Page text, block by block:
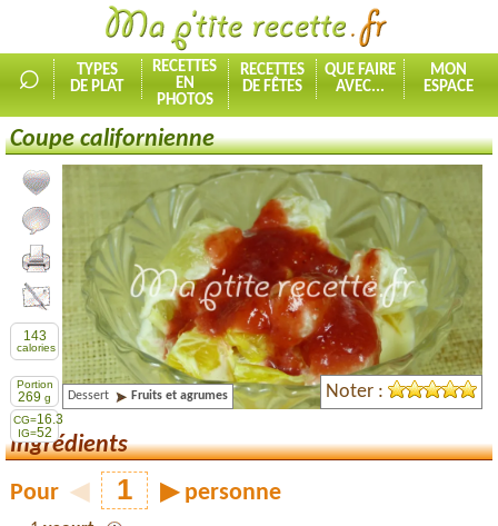
⌕
TYPES
DE PLAT
RECETTES
EN
PHOTOS
RECETTES
DE FÊTES
QUE FAIRE
AVEC...
MON
ESPACE
Coupe californienne
Ajouter la recette à mes favorites
Commenter, noter la recette
Imprimer la recette
Partager cette recette
143
calories
Portion
269 g
CG=16.3
IG=52
Dessert Fruits et agrumes Noter :
Ingrédients
Pour ◀ ▶ personne